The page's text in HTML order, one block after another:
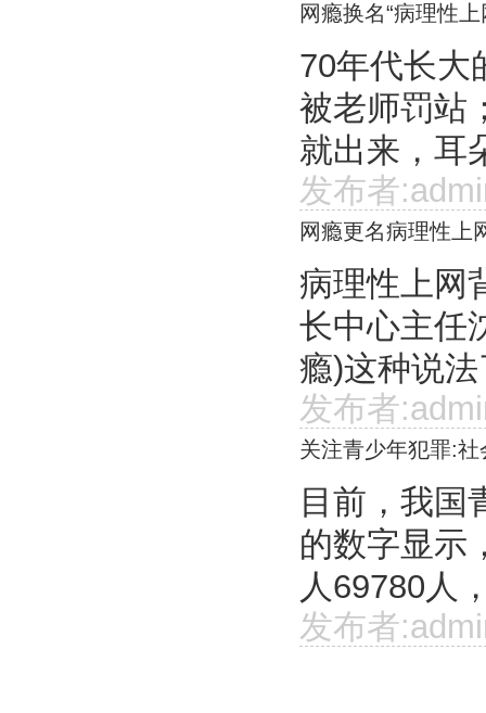
网瘾换名“病理性
70年代长大
被老师罚站
就出来，耳
发布者
网瘾更名病理性上
病理性上网
长中心主任
瘾)这种说
发布者
关注青少年犯罪:
目前，我国
的数字显示
人69780人
发布者